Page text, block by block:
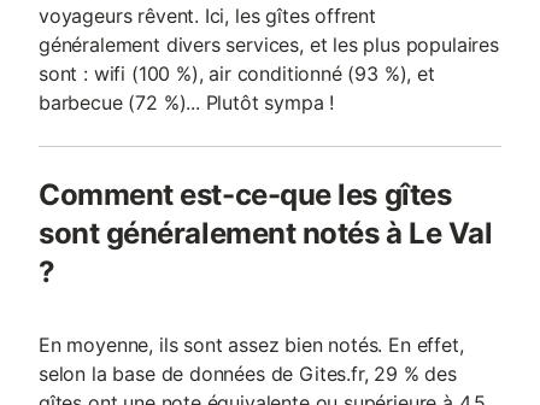
voyageurs rêvent. Ici, les gîtes offrent
généralement divers services, et les plus populaires
sont : wifi (100 %), air conditionné (93 %), et
barbecue (72 %)... Plutôt sympa !
Comment est-ce-que les gîtes
sont généralement notés à Le Val
?
En moyenne, ils sont assez bien notés. En effet,
selon la base de données de Gites.fr, 29 % des